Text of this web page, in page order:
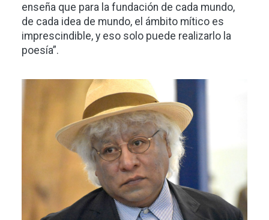
enseña que para la fundación de cada mundo,
de cada idea de mundo, el ámbito mítico es
imprescindible, y eso solo puede realizarlo la
poesía”.